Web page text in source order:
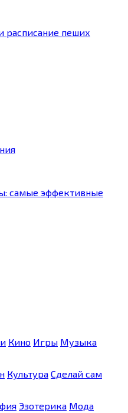
расписание пеших
самые эффективные
Кино Игры Музыка
Культура Сделай сам
Эзотерика Мода